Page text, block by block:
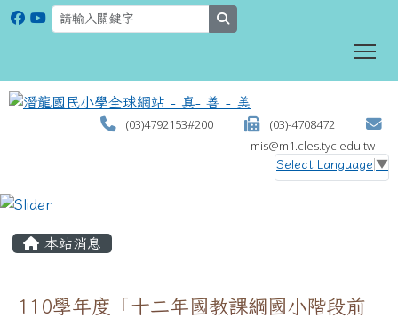
(03)4792153#200
(03)-4708472
mis@m1.cles.tyc.edu.tw
Select Language ▼
本站消息
110學年度「十二年國教課綱國小階段前